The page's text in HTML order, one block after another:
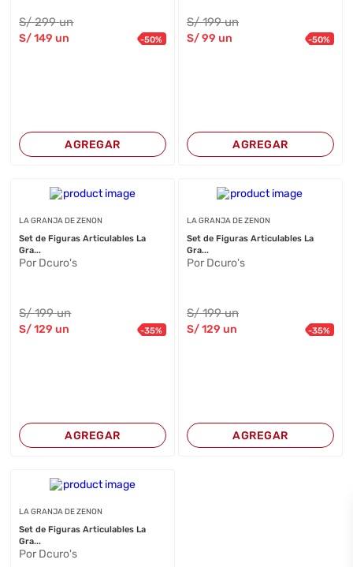
S/299 un
S/149 un -50%
AGREGAR
S/199 un
S/99 un -50%
AGREGAR
LA GRANJA DE ZENON
Set de Figuras Articulables La
Gra...
Por Dcuro's
S/199 un
S/129 un -35%
AGREGAR
LA GRANJA DE ZENON
Set de Figuras Articulables La
Gra...
Por Dcuro's
S/199 un
S/129 un -35%
AGREGAR
LA GRANJA DE ZENON
Set de Figuras Articulables La
Gra...
Por Dcuro's